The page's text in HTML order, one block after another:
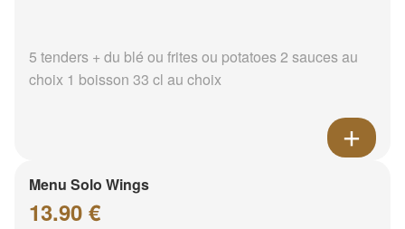
5 tenders + du blé ou frites ou potatoes 2 sauces au
choix 1 boisson 33 cl au choix
Menu Solo Wings
13.90 €